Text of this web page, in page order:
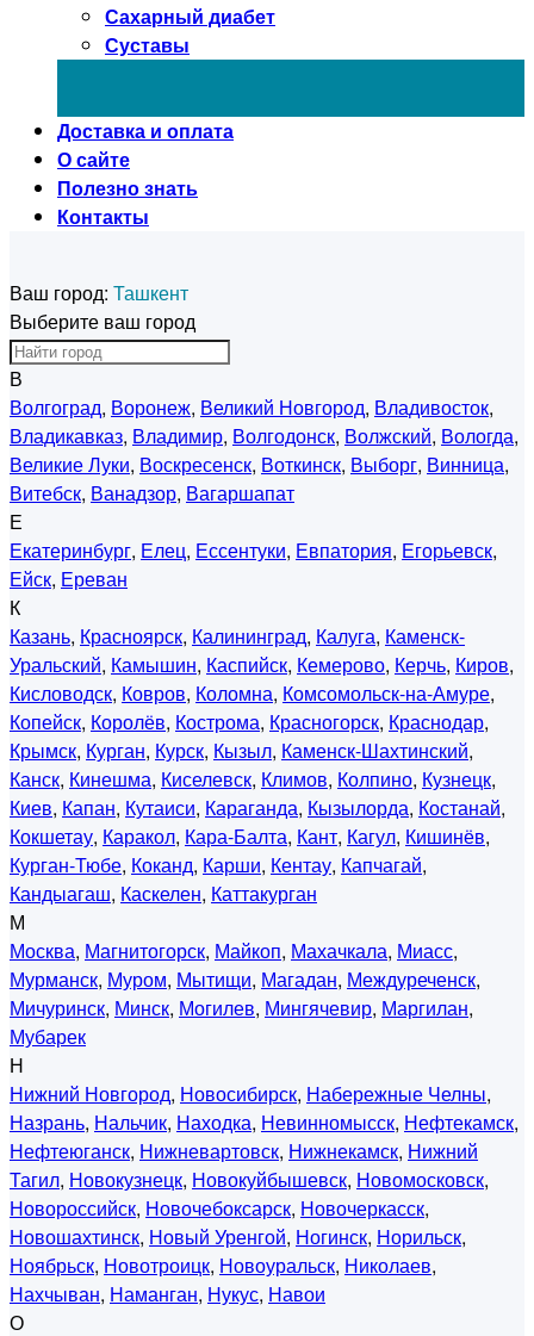
Сахарный диабет
Суставы
Доставка и оплата
О сайте
Полезно знать
Контакты
Ваш город: Ташкент
Выберите ваш город
В
Волгоград, Воронеж, Великий Новгород, Владивосток,
Владикавказ, Владимир, Волгодонск, Волжский, Вологда,
Великие Луки, Воскресенск, Воткинск, Выборг, Винница,
Витебск, Ванадзор, Вагаршапат
Е
Екатеринбург, Елец, Ессентуки, Евпатория, Егорьевск,
Ейск, Ереван
К
Казань, Красноярск, Калининград, Калуга, Каменск-
Уральский, Камышин, Каспийск, Кемерово, Керчь, Киров,
Кисловодск, Ковров, Коломна, Комсомольск-на-Амуре,
Копейск, Королёв, Кострома, Красногорск, Краснодар,
Крымск, Курган, Курск, Кызыл, Каменск-Шахтинский,
Канск, Кинешма, Киселевск, Климов, Колпино, Кузнецк,
Киев, Капан, Кутаиси, Караганда, Кызылорда, Костанай,
Кокшетау, Каракол, Кара-Балта, Кант, Кагул, Кишинёв,
Курган-Тюбе, Коканд, Карши, Кентау, Капчагай,
Кандыагаш, Каскелен, Каттакурган
М
Москва, Магнитогорск, Майкоп, Махачкала, Миасс,
Мурманск, Муром, Мытищи, Магадан, Междуреченск,
Мичуринск, Минск, Могилев, Мингячевир, Маргилан,
Мубарек
Н
Нижний Новгород, Новосибирск, Набережные Челны,
Назрань, Нальчик, Находка, Невинномысск, Нефтекамск,
Нефтеюганск, Нижневартовск, Нижнекамск, Нижний
Тагил, Новокузнецк, Новокуйбышевск, Новомосковск,
Новороссийск, Новочебоксарск, Новочеркасск,
Новошахтинск, Новый Уренгой, Ногинск, Норильск,
Ноябрьск, Новотроицк, Новоуральск, Николаев,
Нахчыван, Наманган, Нукус, Навои
О